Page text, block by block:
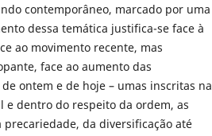
contemporâneo, marcado por uma
dessa temática justifica-se face à
ao movimento recente, mas
face ao aumento das
ontem e de hoje – umas inscritas na
e dentro do respeito da ordem, as
da diversificação até